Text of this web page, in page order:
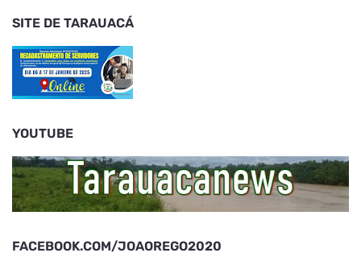
SITE DE TARAUACÁ
YOUTUBE
FACEBOOK.COM/JOAOREGO2020